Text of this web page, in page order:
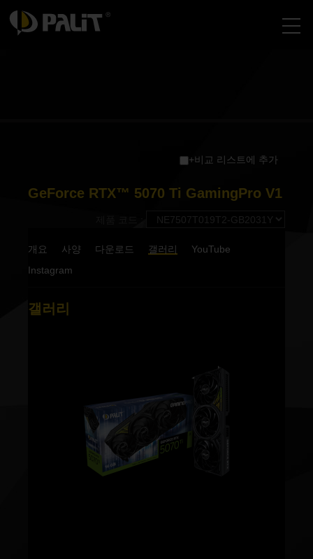
+비교 리스트에 추가
GeForce RTX™ 5070 Ti GamingPro V1
개요 사양 다운로드 갤러리
YouTube
Instagram
갤러리